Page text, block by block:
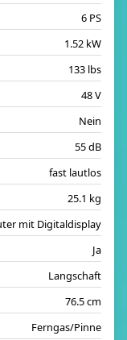
6 PS
1.52 kW
133 lbs
48 V
Nein
55 dB
fast lautlos
25.1 kg
mit Digitaldisplay
Ja
Langschaft
76.5 cm
Ferngas/Pinne